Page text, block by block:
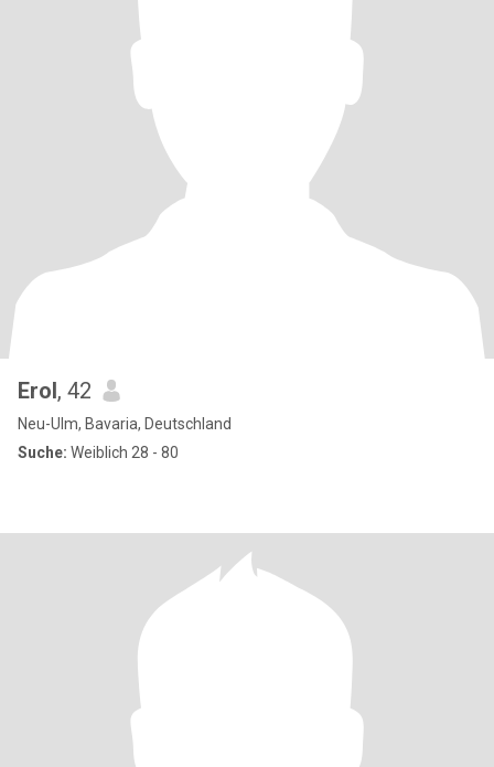
Erol, 42
Neu-Ulm, Bavaria, Deutschland
Suche: Weiblich 28 - 80